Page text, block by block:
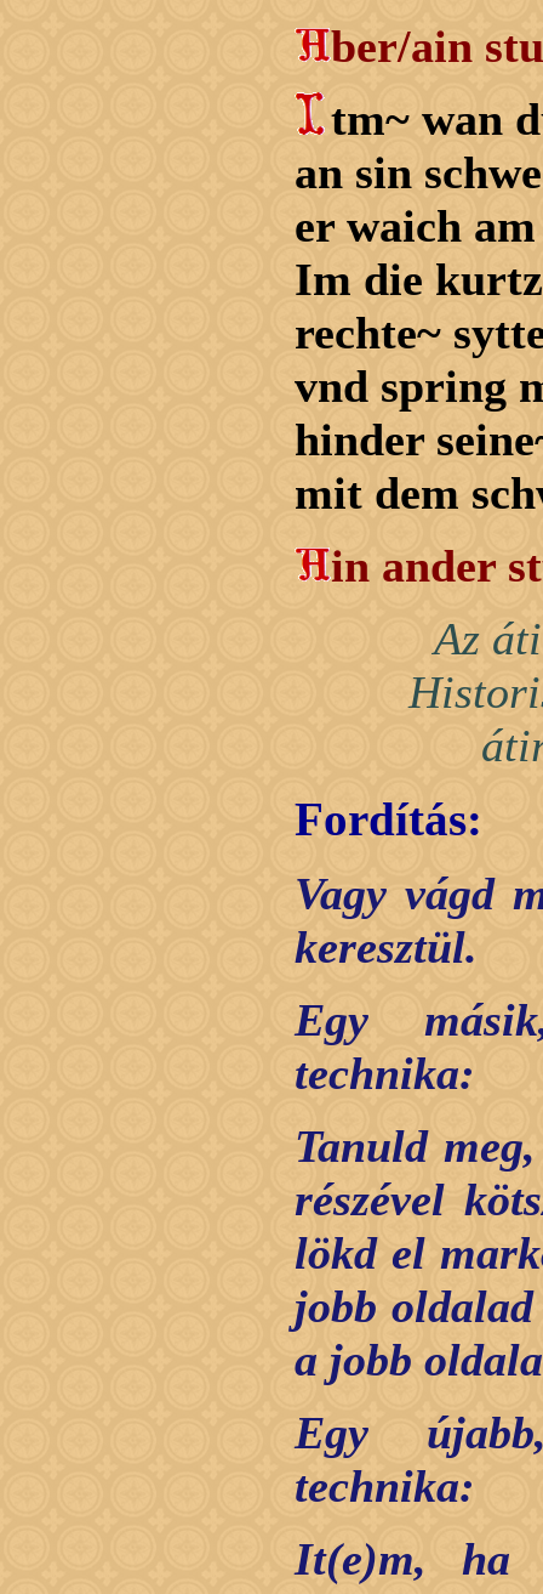
ber/ain
tm~ wan
an sin
er waich
Im die
rechte~
vnd spring
hinder
mit dem
in ander
Az
Fordítás:
Vagy vágd
keresztül.
Egy
technika:
Tanuld
részével
lökd el
jobb
a jobb
Egy
technika:
It(e)m, ha